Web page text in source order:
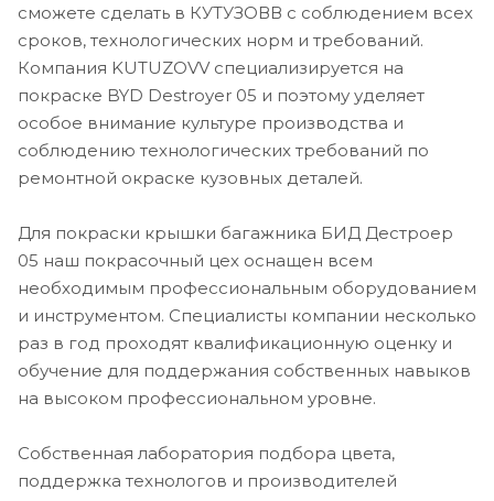
сможете сделать в КУТУЗОВВ с соблюдением всех
сроков, технологических норм и требований.
Компания KUTUZOVV специализируется на
покраске BYD Destroyer 05 и поэтому уделяет
особое внимание культуре производства и
соблюдению технологических требований по
ремонтной окраске кузовных деталей.
Для покраски крышки багажника БИД Дестроер
05 наш покрасочный цех оснащен всем
необходимым профессиональным оборудованием
и инструментом. Специалисты компании несколько
раз в год проходят квалификационную оценку и
обучение для поддержания собственных навыков
на высоком профессиональном уровне.
Собственная лаборатория подбора цвета,
поддержка технологов и производителей